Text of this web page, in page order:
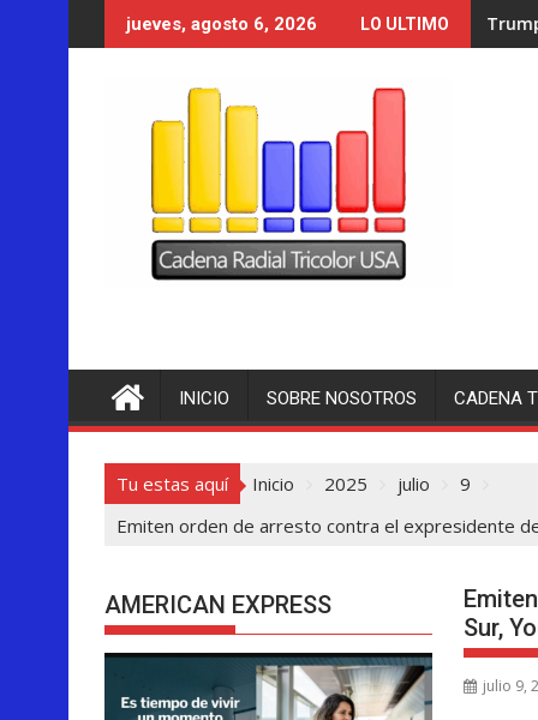
al
jueves, agosto 6, 2026 LO ULTIMO
Trump se acerca a lograr
INICIO SOBRE NOSOTROS CADENA
Tu estas aquí Inicio 2025 julio
9
Emiten orden de arresto contra el expresidente
Sur,
julio 9,
AMERICAN EXPRESS